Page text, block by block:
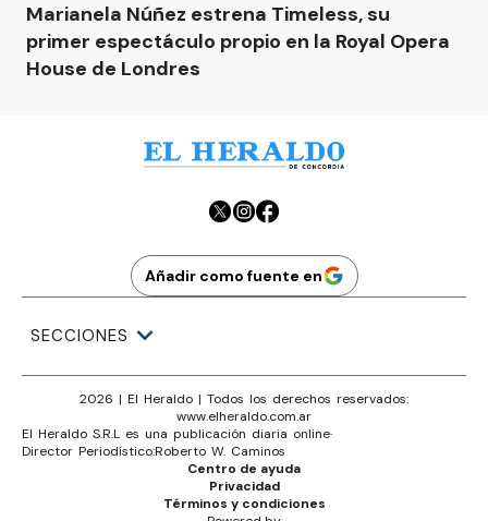
Marianela Núñez estrena Timeless, su
primer espectáculo propio en la Royal Opera
House de Londres
Añadir como fuente en
SECCIONES
2026 | El Heraldo | Todos los derechos reservados:
www.elheraldo.com.ar
El Heraldo S.R.L es una publicación diaria online·
Director Periodístico:Roberto W. Caminos
Términos y condiciones
Privacidad
Centro de ayuda